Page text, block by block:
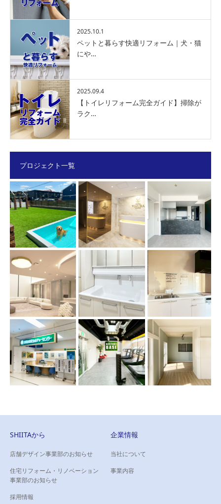
2025.10.1
ペットと暮らす快適リフォーム｜犬・猫
にや…
2025.09.4
【トイレリフォーム完全ガイド】掃除が
ラク…
プロジェクト一覧
SHIITAから
店舗デザイン事業部のお知らせ
住宅リフォーム・リノベーション
事業部のお知らせ
採用情報
企業情報
当社について
事業内容